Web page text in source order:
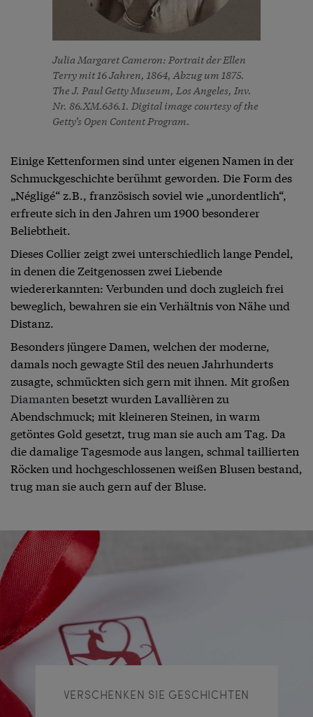
Julia Margaret Cameron: Portrait der Ellen
Terry mit 16 Jahren, 1864, Abzug um 1875.
The J. Paul Getty Museum, Los Angeles, Inv.
Nr. 86.XM.636.1. Digital image courtesy of the
Getty’s Open Content Program.
Einige Kettenformen sind unter eigenen Namen in der
Schmuckgeschichte berühmt geworden. Die Form des
„Négligé“ z.B., französisch soviel wie „unordentlich“,
erfreute sich in den Jahren um 1900 besonderer
Beliebtheit.
Dieses Collier zeigt zwei unterschiedlich lange Pendel,
in denen die Zeitgenossen zwei Liebende
wiedererkannten: Verbunden und doch zugleich frei
beweglich, bewahren sie ein Verhältnis von Nähe und
Distanz.
Besonders jüngere Damen, welchen der moderne,
damals noch gewagte Stil des neuen Jahrhunderts
zusagte, schmückten sich gern mit ihnen. Mit großen
Diamanten besetzt wurden Lavallièren zu
Abendschmuck; mit kleineren Steinen, in warm
getöntes Gold gesetzt, trug man sie auch am Tag. Da
die damalige Tagesmode aus langen, schmal taillierten
Röcken und hochgeschlossenen weißen Blusen bestand,
trug man sie auch gern auf der Bluse.
VERSCHENKEN SIE GESCHICHTEN